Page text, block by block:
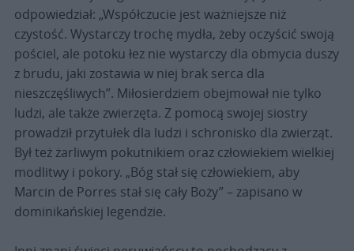
odpowiedział: „Współczucie jest ważniejsze niż
czystość. Wystarczy trochę mydła, żeby oczyścić swoją
pościel, ale potoku łez nie wystarczy dla obmycia duszy
z brudu, jaki zostawia w niej brak serca dla
nieszczęśliwych”. Miłosierdziem obejmował nie tylko
ludzi, ale także zwierzęta. Z pomocą swojej siostry
prowadził przytułek dla ludzi i schronisko dla zwierząt.
Był też żarliwym pokutnikiem oraz człowiekiem wielkiej
modlitwy i pokory. „Bóg stał się człowiekiem, aby
Marcin de Porres stał się cały Boży” – zapisano w
dominikańskiej legendzie.